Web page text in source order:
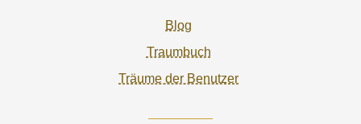
Blog
Traumbuch
Träume der Benutzer